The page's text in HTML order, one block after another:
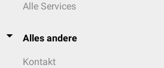
Alle Services
Alles andere
Kontakt